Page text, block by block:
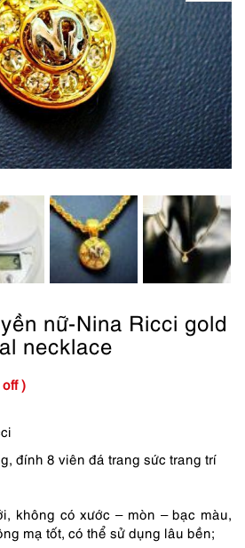
nữ-Nina Ricci gold
necklace
₫.
₫.
)
đính 8 viên đá trang sức trang trí
không có xước – mòn – bạc màu,
mạ tốt, có thể sử dụng lâu bền;